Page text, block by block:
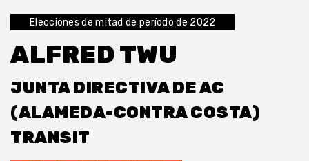
Elecciones de mitad de período de 2022
ALFRED TWU
JUNTA DIRECTIVA DE AC
(ALAMEDA-CONTRA COSTA)
TRANSIT